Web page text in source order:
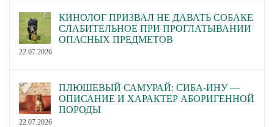
КИНОЛОГ ПРИЗВАЛ НЕ ДАВАТЬ СОБАКЕ
СЛАБИТЕЛЬНОЕ ПРИ ПРОГЛАТЫВАНИИ
ОПАСНЫХ ПРЕДМЕТОВ
22.07.2026
ПЛЮШЕВЫЙ САМУРАЙ: СИБА-ИНУ —
ОПИСАНИЕ И ХАРАКТЕР АБОРИГЕННОЙ
ПОРОДЫ
22.07.2026